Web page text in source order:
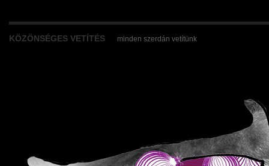
KÖZÖNSÉGES VETÍTÉS minden szerdán vetítünk